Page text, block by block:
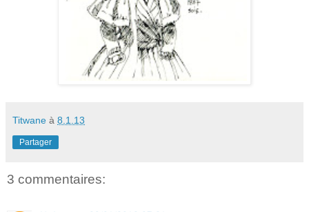
Titwane à 8.1.13
Partager
3 commentaires: